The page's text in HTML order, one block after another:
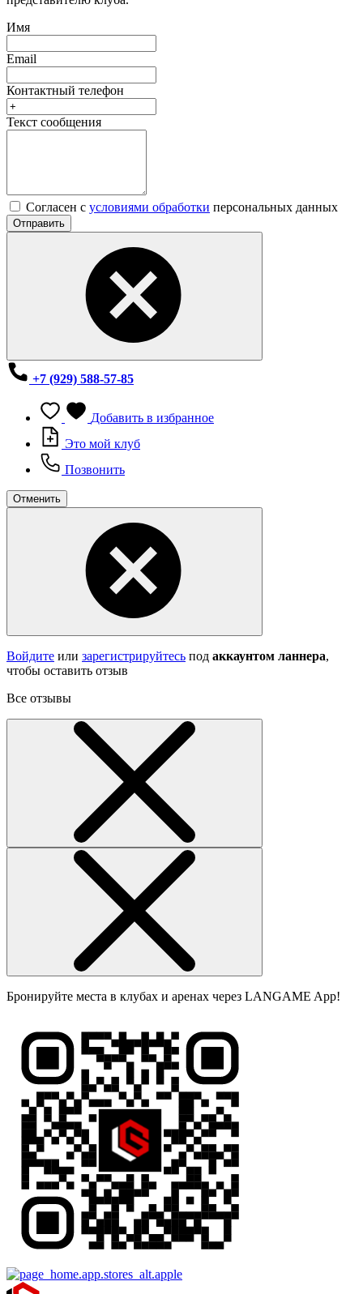
Имя
Email
Контактный телефон
Текст сообщения
Согласен с условиями обработки персональных данных
Отправить
+7 (929) 588-57-85
Добавить в избранное
Это мой клуб
Позвонить
Отменить
Войдите или зарегистрируйтесь под аккаунтом ланнера,
чтобы оставить отзыв
Все отзывы
Бронируйте места в клубах и аренах через LANGAME App!